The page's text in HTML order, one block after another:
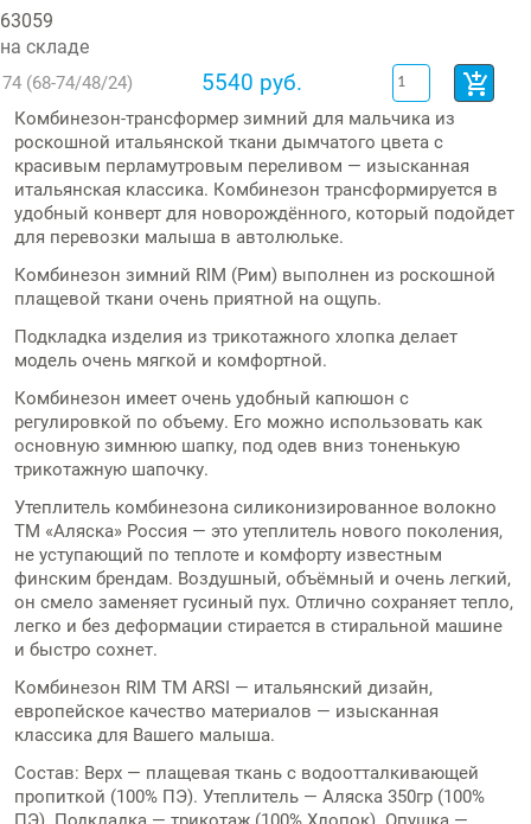
63059
на складе
74 (68-74/48/24) 5540 руб.
Комбинезон-трансформер зимний для мальчика из
роскошной итальянской ткани дымчатого цвета с
красивым перламутровым переливом — изысканная
итальянская классика. Комбинезон трансформируется в
удобный конверт для новорождённого, который подойдет
для перевозки малыша в автолюльке.
Комбинезон зимний RIM (Рим) выполнен из роскошной
плащевой ткани очень приятной на ощупь.
Подкладка изделия из трикотажного хлопка делает
модель очень мягкой и комфортной.
Комбинезон имеет очень удобный капюшон с
регулировкой по объему. Его можно использовать как
основную зимнюю шапку, под одев вниз тоненькую
трикотажную шапочку.
Утеплитель комбинезона силиконизированное волокно
ТМ «Аляска» Россия — это утеплитель нового поколения,
не уступающий по теплоте и комфорту известным
финским брендам. Воздушный, объёмный и очень легкий,
он смело заменяет гусиный пух. Отлично сохраняет тепло,
легко и без деформации стирается в стиральной машине
и быстро сохнет.
Комбинезон RIM ТМ ARSI — итальянский дизайн,
европейское качество материалов — изысканная
классика для Вашего малыша.
Состав: Верх — плащевая ткань с водоотталкивающей
пропиткой (100% ПЭ). Утеплитель — Аляска 350гр (100%